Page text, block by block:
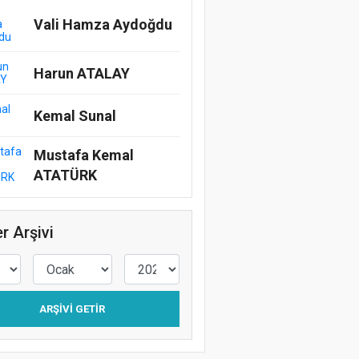
Vali Hamza Aydoğdu
Harun ATALAY
Kemal Sunal
Mustafa Kemal
ATATÜRK
Arşivi
ARŞIVI GETIR